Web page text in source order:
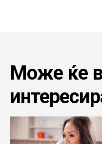
Може ќе